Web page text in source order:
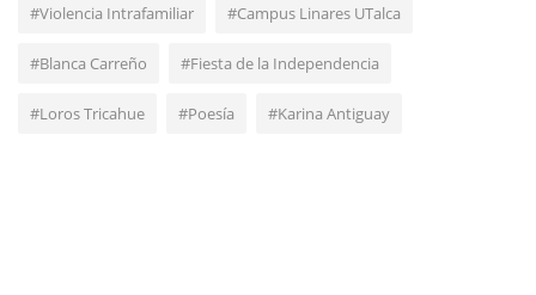
#Violencia Intrafamiliar #Campus Linares UTalca
#Blanca Carreño #Fiesta de la Independencia
#Loros Tricahue #Poesía #Karina Antiguay